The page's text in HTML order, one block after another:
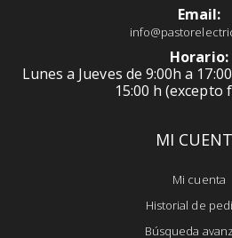
Email:
Horario:
Lunes a Jueves de 9:00h a
15:00 h (excepto
MI
Mi cuenta
Historial de
Búsqueda